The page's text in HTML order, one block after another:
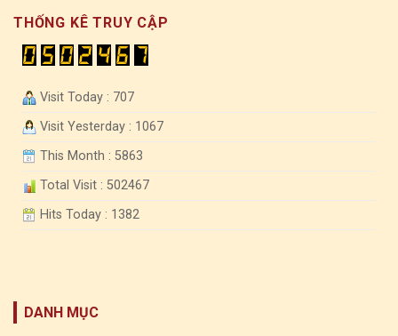
THỐNG KÊ TRUY CẬP
Visit Today : 707
Visit Yesterday : 1067
This Month : 5863
Total Visit : 502467
Hits Today : 1382
DANH MỤC